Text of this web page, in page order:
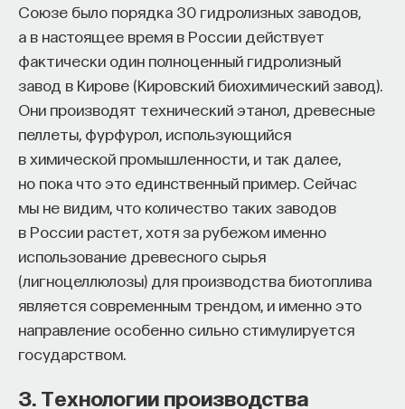
Союзе было порядка 30 гидролизных заводов,
а в настоящее время в России действует
фактически один полноценный гидролизный
завод в Кирове (Кировский биохимический завод).
Они производят технический этанол, древесные
пеллеты, фурфурол, использующийся
в химической промышленности, и так далее,
но пока что это единственный пример. Сейчас
мы не видим, что количество таких заводов
в России растет, хотя за рубежом именно
использование древесного сырья
(лигноцеллюлозы) для производства биотоплива
является современным трендом, и именно это
направление особенно сильно стимулируется
государством.
3. Технологии производства
«Есть представление о том, что университеты
готовят элиту, и отсюда возникает образ сложно
мыслящего, сложно устроенного человека.
Но здесь возникает и другой, гораздо более
трудный вопрос: кто вообще формирует
целеполагание университета и кто задает тот
смысл, на который он работает? Мне кажется,
университет способен быть субъектом —
не просто выполнять внешний заказ,
а самостоятельно выбирать, на какое будущее
он работает. У него должна быть собственная
позиция: сначала определить, какое будущее
он хочет создавать, а затем разворачивать это
в своей деятельности. Когда университет
работает только под заказ, он занимает совсем